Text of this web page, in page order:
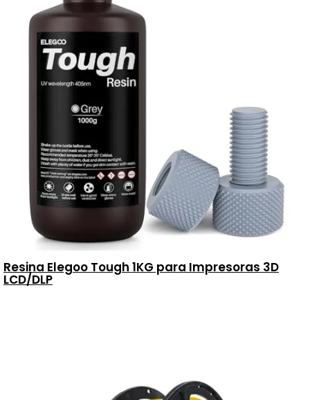
Resina Elegoo Tough 1KG para Impresoras 3D
LCD/DLP